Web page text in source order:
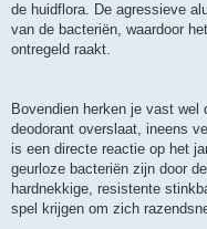
de huidflora. De agressieve
van de bacteriën, waardoor
ontregeld raakt.
Bovendien herken je vast
deodorant overslaat, ineens
is een directe reactie op het
geurloze bacteriën zijn door
hardnekkige, resistente
spel krijgen om zich